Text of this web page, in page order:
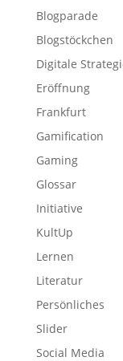
Blogparade
Blogstöckchen
Digitale
Eröffnung
Frankfurt
Gamification
Gaming
Glossar
Initiative
KultUp
Lernen
Literatur
Persönliches
Slider
Social Media